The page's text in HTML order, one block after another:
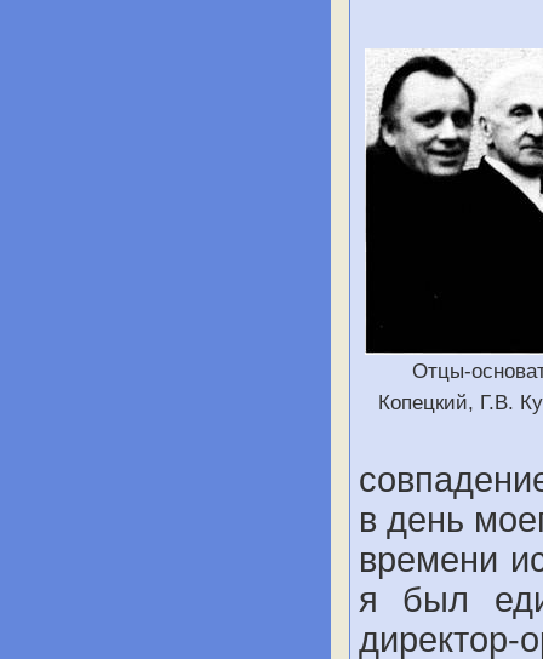
Отцы-
Копецкий, Г.В.
в день
времени
я был
директор-